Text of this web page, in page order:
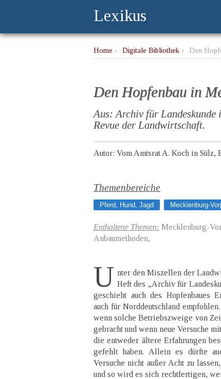
Lexikus
Home › Digitale Bibliothek › Den
Den Hopfenbau in
Aus: Archiv für Landeskunde
Revue der Landwirtschaft.
Autor: Vom Amtsrat A. Koch in Sülz,
Themenbereiche
Pferd, Hund, Jagd Mecklenburg-
Enthaltene Themen: Mecklenburg-
Anbaumethoden,
U nter den Miszellen der
Heft des „Archiv für
geschieht auch des Hopfenbaues
auch für Norddeutschland
wenn solche Betriebszweige von
gebracht und wenn neue Versuche
die entweder ältere Erfahrungen
gefehlt haben. Allein es dürfte
Versuche nicht außer Acht zu
und so wird es sich rechtfertigen,